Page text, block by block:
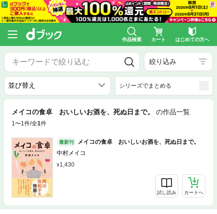
作品検索 カート はじめての方へ
絞り込み
シリーズでまとめる
メイコの食卓 おいしいお酒を、死ぬ日まで。 の作品一覧
1〜1件/全1件
最新刊
メイコの食卓 おいしいお酒を、死ぬ日まで。
中村メイコ
1,430
試し読み カートへ